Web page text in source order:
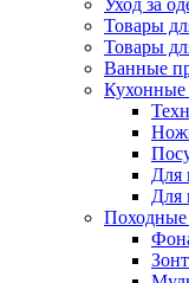
Уход за
Товары
Товары
Ванные
Кухонные
Для
Для
Походные